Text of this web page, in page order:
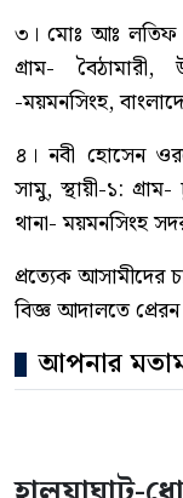
৩। মোঃ আঃ লতিফ
গ্রাম-
-ময়মনসিংহ,
৪। নবী হোসেন
সামু, স্থায়ী-১:
থানা- ময়মনসিংহ
প্রত্যেক আসামীদের
বিজ্ঞ আদালতে
আপনার